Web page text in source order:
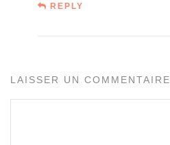
REPLY
LAISSER UN COMMENTAIRE